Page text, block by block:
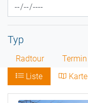
Typ
Radtour
Termin
Liste
Karte